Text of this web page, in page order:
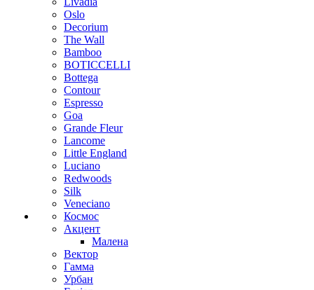
Oslo
Decorium
The Wall
Bamboo
BOTICCELLI
Bottega
Contour
Espresso
Goa
Grande Fleur
Lancome
Little England
Luciano
Redwoods
Silk
Veneciano
Космос
Акцент
Малена
Вектор
Гамма
Урбан